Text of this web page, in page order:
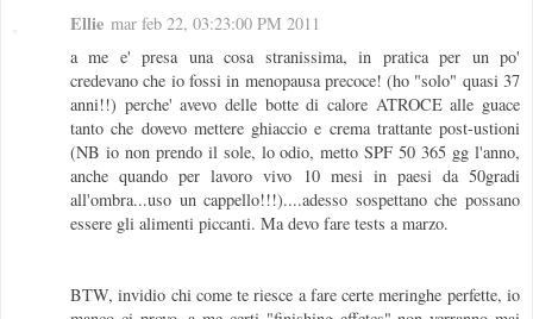
Ellie mar feb 22, 03:23:00 PM 2011
a me e' presa una cosa stranissima, in pratica per un po'
credevano che io fossi in menopausa precoce! (ho "solo" quasi 37
anni!!) perche' avevo delle botte di calore ATROCE alle guace
tanto che dovevo mettere ghiaccio e crema trattante post-ustioni
(NB io non prendo il sole, lo odio, metto SPF 50 365 gg l'anno,
anche quando per lavoro vivo 10 mesi in paesi da 50gradi
all'ombra...uso un cappello!!!)....adesso sospettano che possano
essere gli alimenti piccanti. Ma devo fare tests a marzo.
BTW, invidio chi come te riesce a fare certe meringhe perfette, io